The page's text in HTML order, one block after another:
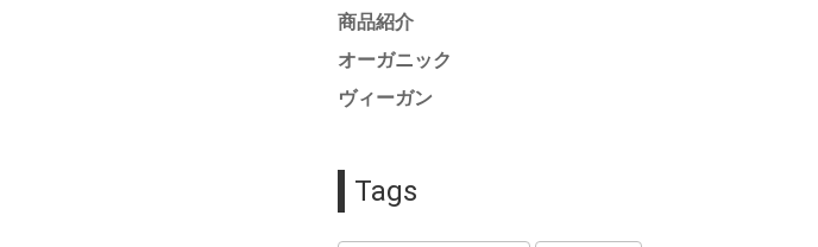
商品紹介
オーガニック
ヴィーガン
Tags